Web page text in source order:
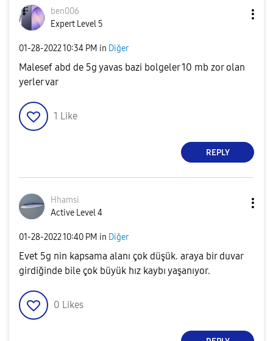
ben006
Expert Level 5
‎01-28-202210:34 PM in Diğer
Malesef abd de 5g yavas bazi bolgeler 10 mb zor olan
yerler var
1 Like
REPLY
Hhamsi
Active Level 4
‎01-28-202210:40 PM in Diğer
Evet 5g nin kapsama alanı çok düşük. araya bir duvar
girdiğinde bile çok büyük hız kaybı yaşanıyor.
0 Likes